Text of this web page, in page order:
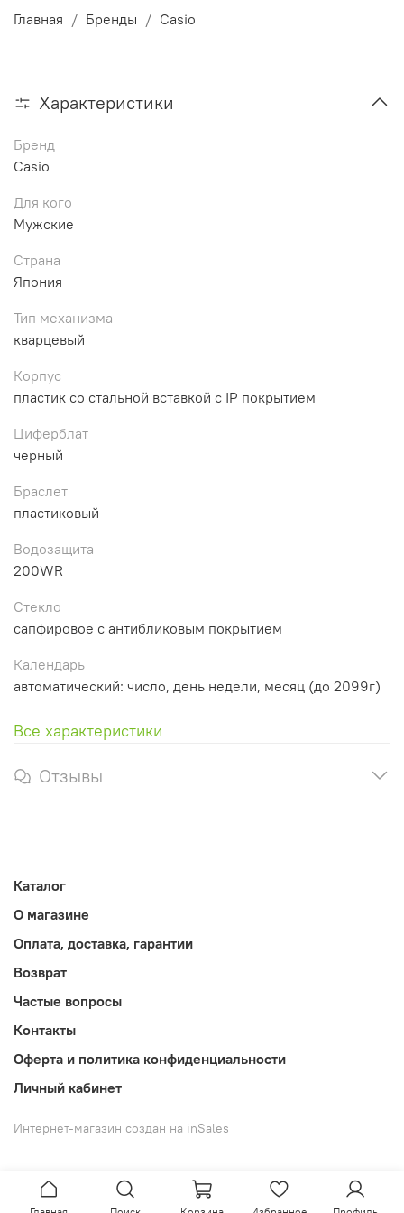
Главная Бренды Casio
Характеристики
Бренд
Casio
Для кого
Мужские
Страна
Япония
Тип механизма
кварцевый
Корпус
пластик со стальной вставкой с IP покрытием
Циферблат
черный
Браслет
пластиковый
Водозащита
200WR
Стекло
сапфировое с антибликовым покрытием
Календарь
автоматический: число, день недели, месяц (до 2099г)
Все характеристики
Отзывы
Каталог
О магазине
Оплата, доставка, гарантии
Возврат
Частые вопросы
Контакты
Оферта и политика конфиденциальности
Личный кабинет
Интернет-магазин создан на inSales